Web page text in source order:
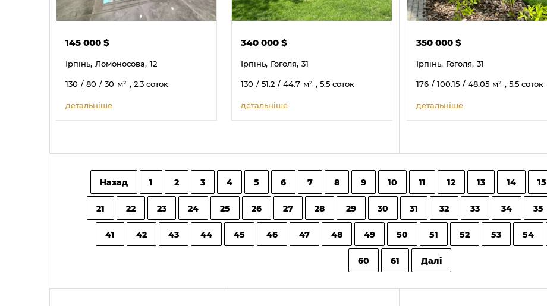
145 000 $
Ірпінь, Ломоносова, 12
130 / 80 / 30 м² , 2.3 соток
детальніше
340 000 $
Ірпінь, Гоголя, 31
130 / 51.2 / 44.7 м² , 5.5 соток
детальніше
350 000 $
Ірпінь, Гоголя, 31
176 / 100.15 / 48.05 м² , 5.5 соток
детальніше
Назад 1 2 3 4 5 6 7 8 9 10 11 12 13 14 15
21 22 23 24 25 26 27 28 29 30 31 32 33 34 35
41 42 43 44 45 46 47 48 49 50 51 52 53 54
60 61 Далі